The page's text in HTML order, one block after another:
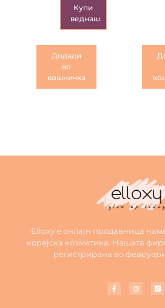
Купи
веднаш
Додади
во
кошничка
Elloxy е онлајн продавница
корејска козметика. Нашата
регистрирана во